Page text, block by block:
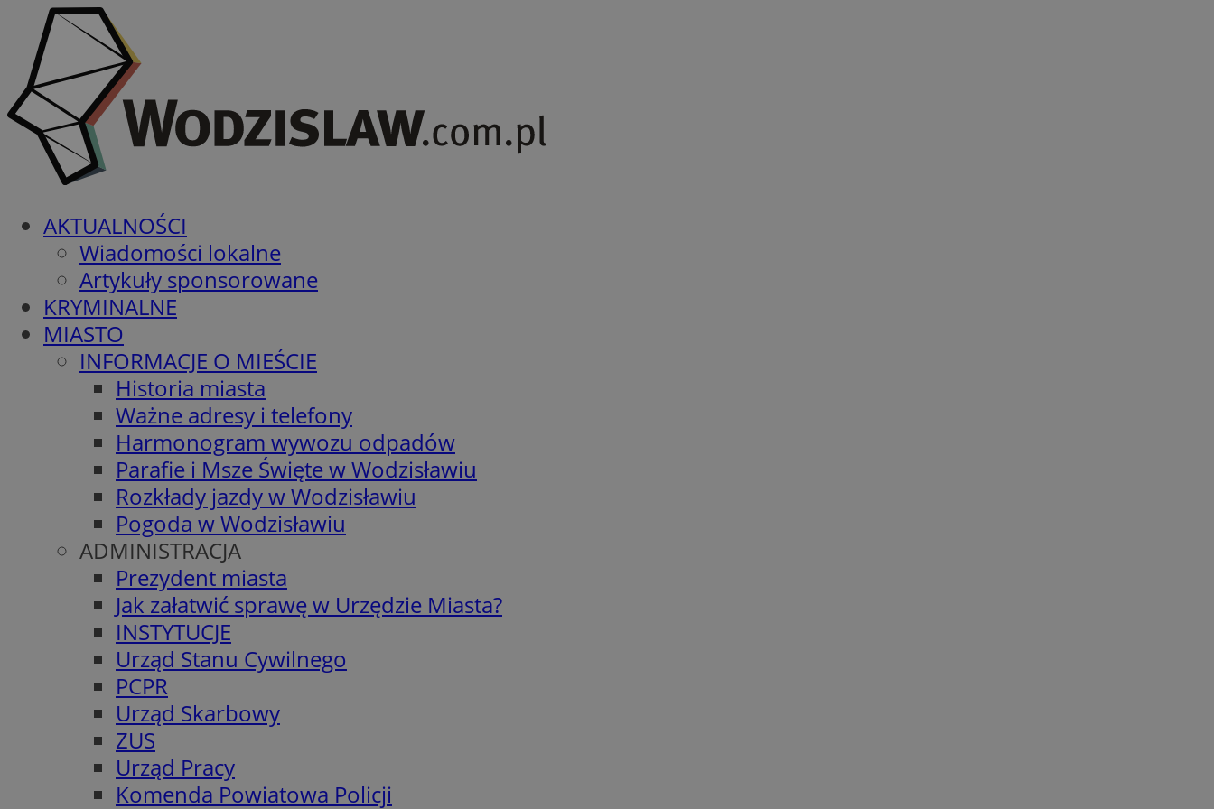
AKTUALNOŚCI
Wiadomości lokalne
Artykuły sponsorowane
KRYMINALNE
MIASTO
INFORMACJE O MIEŚCIE
Historia miasta
Ważne adresy i telefony
Harmonogram wywozu odpadów
Parafie i Msze Święte w Wodzisławiu
Rozkłady jazdy w Wodzisławiu
Pogoda w Wodzisławiu
ADMINISTRACJA
Prezydent miasta
Jak załatwić sprawę w Urzędzie Miasta?
INSTYTUCJE
Urząd Stanu Cywilnego
PCPR
Urząd Skarbowy
ZUS
Urząd Pracy
Komenda Powiatowa Policji